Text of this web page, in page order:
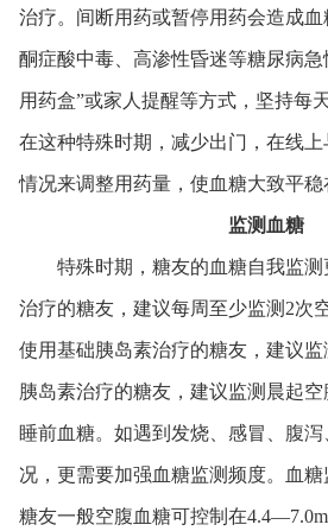
治疗。间断用药或暂停用药会造成
酮症酸中毒、高渗性昏迷等糖尿病
用药盒”或家人提醒等方式，坚持每
在这种特殊时期，减少出门，在线
情况来调整用药量，使血糖大致平稳
监测血糖
特殊时期，糖友的血糖自我监测
治疗的糖友，建议每周至少监测2次
使用基础胰岛素治疗的糖友，建议
胰岛素治疗的糖友，建议监测晨起
睡前血糖。如遇到发烧、感冒、腹
况，更需要加强血糖监测频度。血糖
糖友一般空腹血糖可控制在